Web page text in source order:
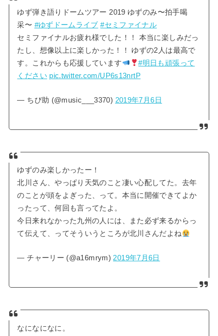
ゆず弾き語りドームツアー 2019 ゆずのみ〜拍手喝
采〜 #ゆずドームライブ #セミファイナル
セミファイナルお疲れ様でした！！ 本当に楽しみだっ
たし、想像以上に楽しかった！！ ゆずの2人は最高で
す。これからも応援しています
#明日も頑張って
ください pic.twitter.com/UP6s13nrtP
— ちび助 (@music___3370) 2019年7月6日
ゆずのみ楽しかったー！
北川さん、やっぱり天気のこと凄い心配してた。去年
のことが頭をよぎった、って。本当に開催できてよか
ったって、何回も言ってたよ。
今日来れなかった九州の人には、また必ず来るからっ
て伝えて、ってそういうところが北川さんだよね
— チャーリー (@a16mrym) 2019年7月6日
なになになに。